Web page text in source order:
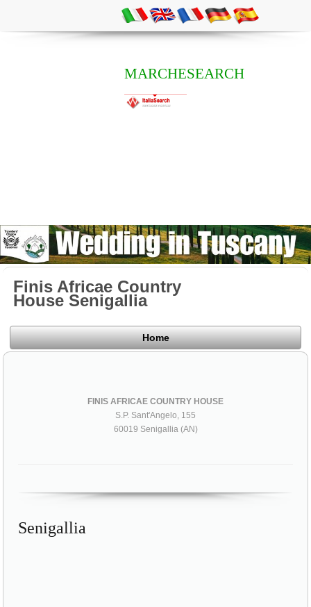
MARCHESEARCH
Finis Africae Country
House Senigallia
Home
FINIS AFRICAE COUNTRY HOUSE
S.P. Sant'Angelo, 155
60019 Senigallia (AN)
Senigallia